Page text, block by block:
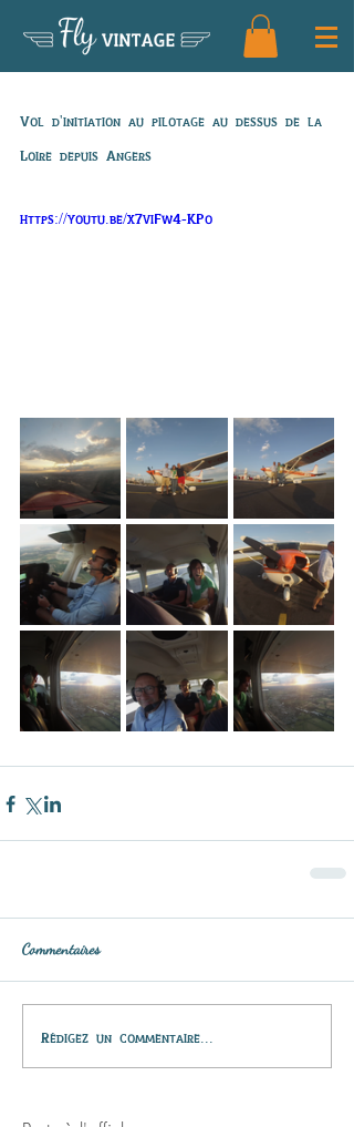
FlyVINTAGE
Vol d'initiation au pilotage au dessus de la
Loire depuis Angers
https://youtu.be/x7viFw4-KPo
Commentaires
Rédigez un commentaire...